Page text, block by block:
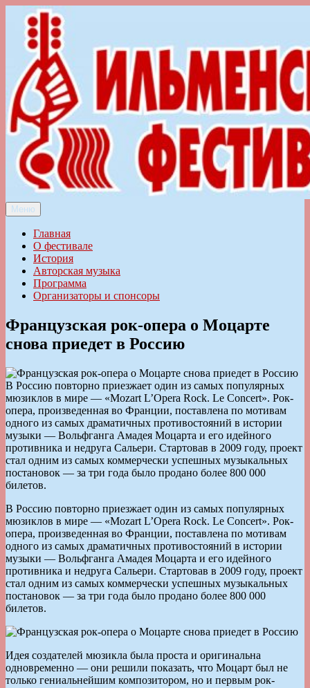
Перейти
содержимому
Ильменский фестиваль авторской песни
Меню
Главная
О фестивале
История
Авторская музыка
Программа
Организаторы и спонсоры
Французская рок-опера о Моцарте
снова приедет в Россию
В Россию повторно приезжает один из самых популярных
мюзиклов в мире — «Mozart L’Opera Rock. Le Concert». Рок-
опера, произведенная во Франции, поставлена по мотивам
одного из самых драматичных противостояний в истории
музыки — Вольфганга Амадея Моцарта и его идейного
противника и недруга Сальери. Стартовав в 2009 году, проект
стал одним из самых коммерчески успешных музыкальных
постановок — за три года было продано более 800 000
билетов.
В Россию повторно приезжает один из самых популярных
мюзиклов в мире — «Mozart L’Opera Rock. Le Concert». Рок-
опера, произведенная во Франции, поставлена по мотивам
одного из самых драматичных противостояний в истории
музыки — Вольфганга Амадея Моцарта и его идейного
противника и недруга Сальери. Стартовав в 2009 году, проект
стал одним из самых коммерчески успешных музыкальных
постановок — за три года было продано более 800 000
билетов.
Идея создателей мюзикла была проста и оригинальна
одновременно — они решили показать, что Моцарт был не
только гениальнейшим композитором, но и первым рок-